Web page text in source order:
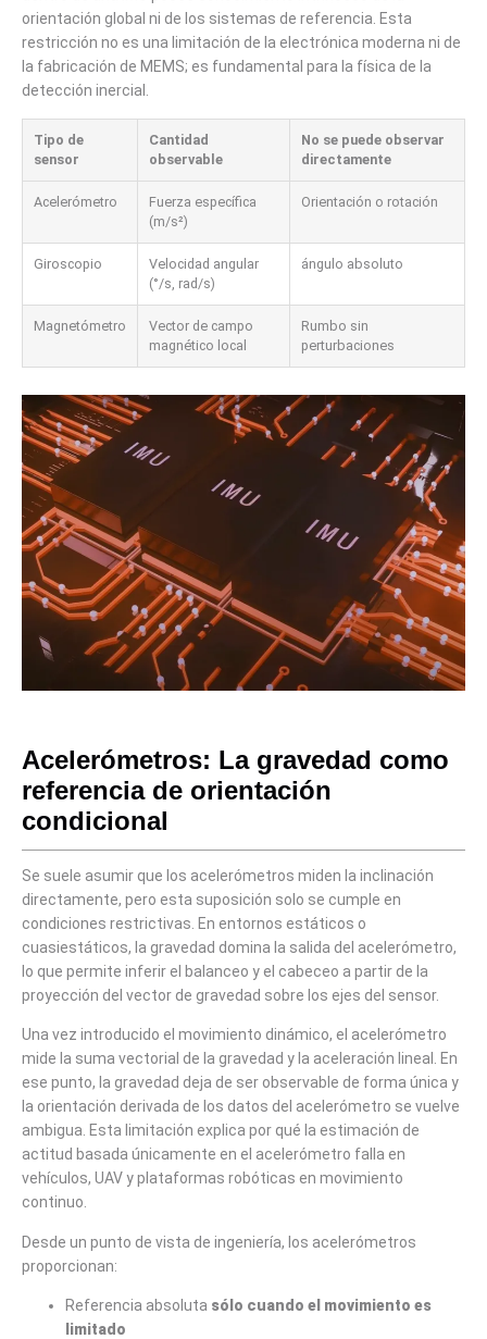
orientación global ni de los sistemas de referencia. Esta
restricción no es una limitación de la electrónica moderna ni de
la fabricación de MEMS; es fundamental para la física de la
detección inercial.
Tipo de
sensor
Cantidad
observable
No se puede observar
directamente
Acelerómetro
Fuerza específica
(m/s²)
Orientación o rotación
Giroscopio
Velocidad angular
(°/s, rad/s)
ángulo absoluto
Magnetómetro
Vector de campo
magnético local
Rumbo sin
perturbaciones
Acelerómetros: La gravedad como
referencia de orientación
condicional
Se suele asumir que los acelerómetros miden la inclinación
directamente, pero esta suposición solo se cumple en
condiciones restrictivas. En entornos estáticos o
cuasiestáticos, la gravedad domina la salida del acelerómetro,
lo que permite inferir el balanceo y el cabeceo a partir de la
proyección del vector de gravedad sobre los ejes del sensor.
Una vez introducido el movimiento dinámico, el acelerómetro
mide la suma vectorial de la gravedad y la aceleración lineal. En
ese punto, la gravedad deja de ser observable de forma única y
la orientación derivada de los datos del acelerómetro se vuelve
ambigua. Esta limitación explica por qué la estimación de
actitud basada únicamente en el acelerómetro falla en
vehículos, UAV y plataformas robóticas en movimiento
continuo.
Desde un punto de vista de ingeniería, los acelerómetros
proporcionan:
Referencia absoluta sólo cuando el movimiento es
limitado